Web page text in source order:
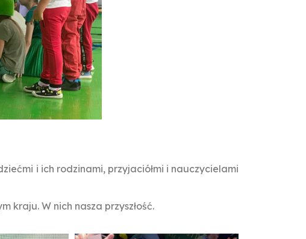
i ich rodzinami, przyjaciółmi i nauczycielami
kraju. W nich nasza przyszłość.